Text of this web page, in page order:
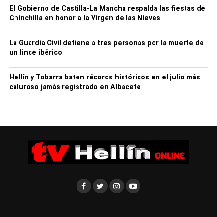
Tal y como explica el doctor Marañés, jefe del Servicio de
Medicina Interna, “el objetivo de esta prueba es favorecer
muy sencilla pero que nos da mucha información”.
En este sentido, añade, “el equipamiento detecta, a través
de una sonda con sensor y la señal que emite, el grado
mide también la grasa del hígado”. Lo que permite
diagnosticar distintas patologías relacionadas con la
El Gobierno de Castilla-La Mancha respalda las fiestas de
Chinchilla en honor a la Virgen de las Nieves
La Guardia Civil detiene a tres personas por la muerte de
un lince ibérico
Hellín y Tobarra baten récords históricos en el julio más
caluroso jamás registrado en Albacete